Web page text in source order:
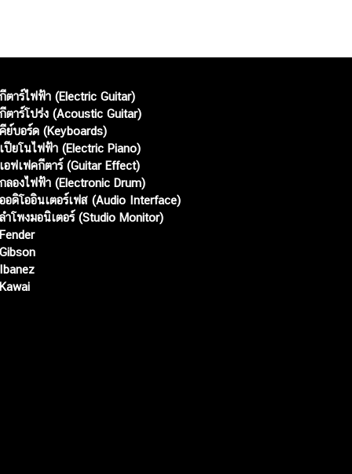
กีตาร์ไฟฟ้า (Electric Guitar)
กีตาร์โปร่ง (Acoustic Guitar)
คีย์บอร์ด (Keyboards)
เปียโนไฟฟ้า (Electric Piano)
เอฟเฟคกีตาร์ (Guitar Effect)
กลองไฟฟ้า (Electronic Drum)
ออดิโออินเตอร์เฟส (Audio Interface)
ลำโพงมอนิเตอร์ (Studio Monitor)
Fender
Gibson
Ibanez
Kawai